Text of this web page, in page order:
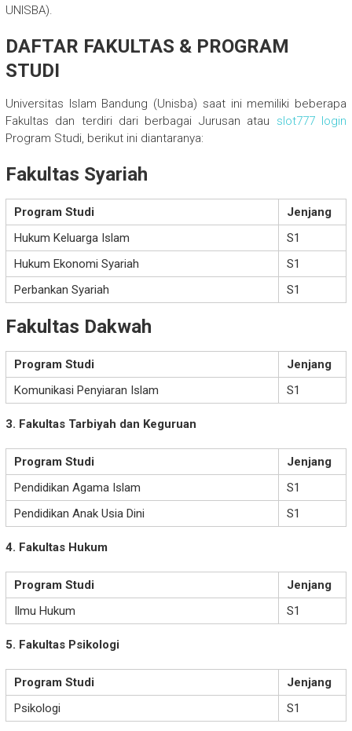
UNISBA).
DAFTAR FAKULTAS & PROGRAM
STUDI
Universitas Islam Bandung (Unisba) saat ini memiliki beberapa
Fakultas dan terdiri dari berbagai Jurusan atau slot777 login
Program Studi, berikut ini diantaranya:
Fakultas Syariah
Program Studi
Jenjang
Hukum Keluarga Islam
S1
Hukum Ekonomi Syariah
S1
Perbankan Syariah
S1
Fakultas Dakwah
Program Studi
Jenjang
Komunikasi Penyiaran Islam
S1
3. Fakultas Tarbiyah dan Keguruan
Program Studi
Jenjang
Pendidikan Agama Islam
S1
Pendidikan Anak Usia Dini
S1
4. Fakultas Hukum
Program Studi
Jenjang
Ilmu Hukum
S1
5. Fakultas Psikologi
Program Studi
Jenjang
Psikologi
S1